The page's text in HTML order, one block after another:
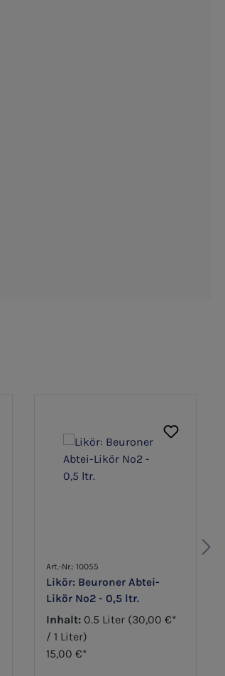
Art.-Nr.: 10055
Likör: Beuroner Abtei-
Likör No2 - 0,5 ltr.
Inhalt: 0.5 Liter (30,00 €*
/ 1 Liter)
15,00 €*